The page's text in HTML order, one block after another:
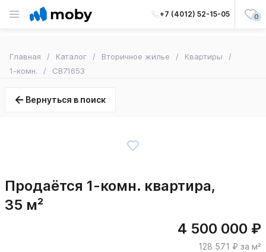
+7 (4012) 52-15-05 0
Главная Каталог Вторичное жилье
Квартиры
1-комн.
CB71653
Вернуться в поиск
Продаётся 1-комн. квартира,
35 м²
4 500 000 ₽
128 571 ₽ за м²